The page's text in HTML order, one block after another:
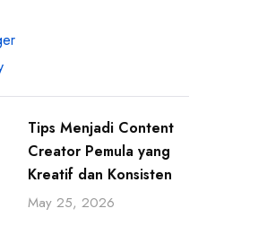
Tips Menjadi Content
Creator Pemula yang
Kreatif dan Konsisten
May 25, 2026